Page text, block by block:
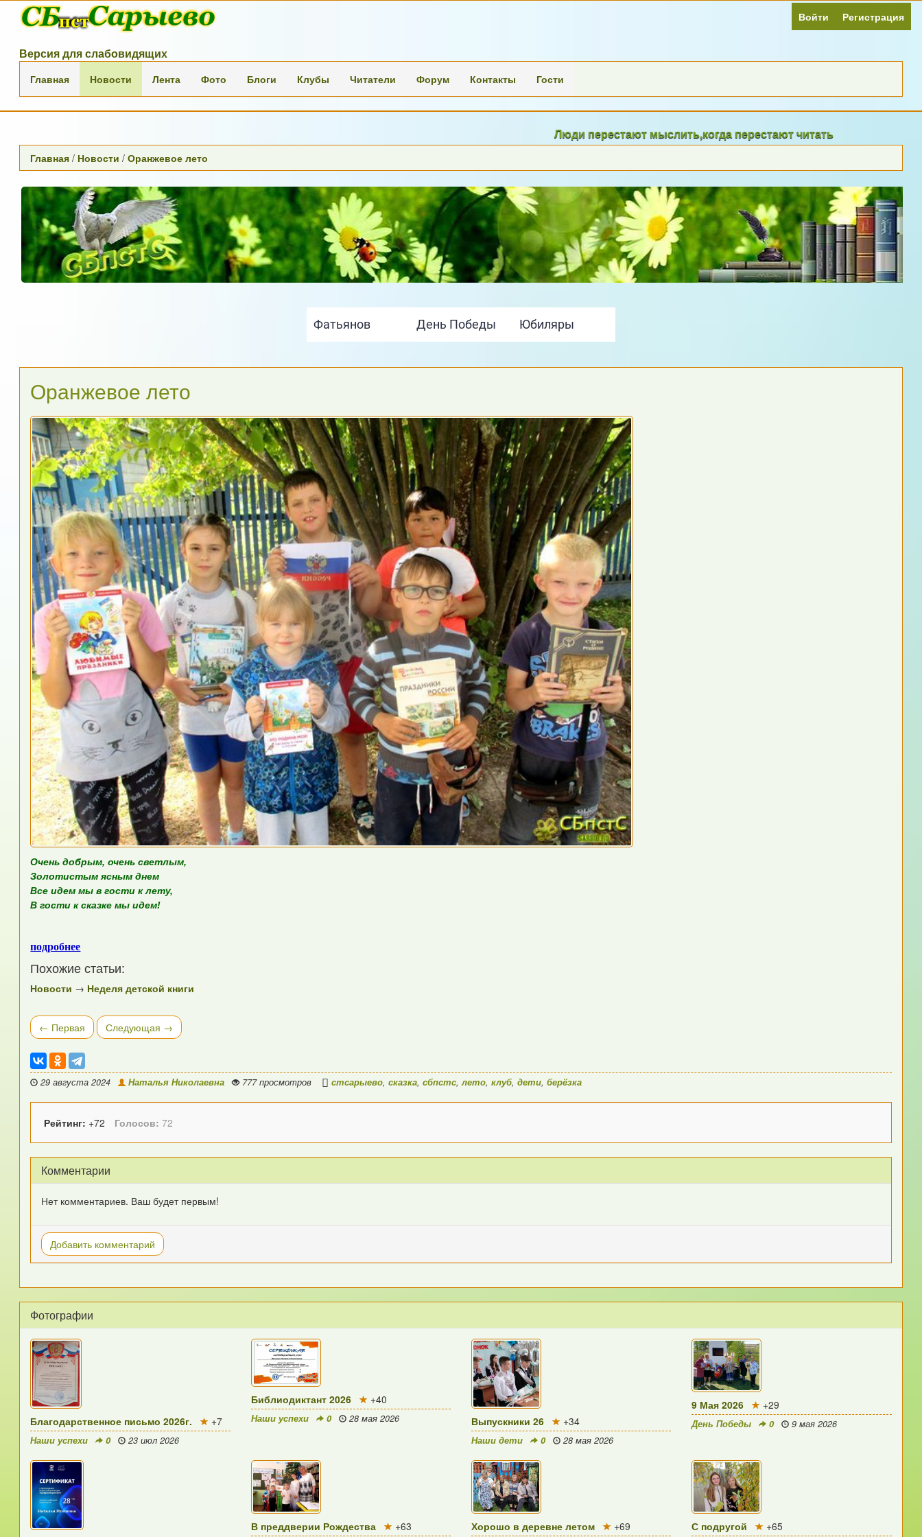
Войти Регистрация
Версия для слабовидящих
Главная Новости Лента Фото Блоги Клубы Читатели Форум Контакты Гости
Люди перестают мыслить,когда перестают читать
Главная / Новости /Оранжевое лето
Оранжевое лето
Очень добрым, очень светлым,
Золотистым ясным днем
Все идем мы в гости к лету,
В гости к сказке мы идем!
подробнее
Похожие статьи:
Новости → Неделя детской книги
← Первая Следующая →
29 августа 2024 Наталья Николаевна 777 просмотров стсарыево,сказка,сбпстс,лето,клуб,дети,берёзка
Рейтинг: +72 Голосов: 72
Комментарии
Нет комментариев. Ваш будет первым!
Добавить комментарий
Фотографии
Благодарственное письмо 2026г. +7
Наши успехи 0 23 июл 2026
Библиодиктант 2026 +40
Наши успехи 0 28 мая 2026 Выпускники 26 +34
Наши дети 0 28 мая 2026
9 Мая 2026 +29
День Победы 0 9 мая 2026
В преддверии Рождества +63 Хорошо в деревне летом +69 С подругой +65